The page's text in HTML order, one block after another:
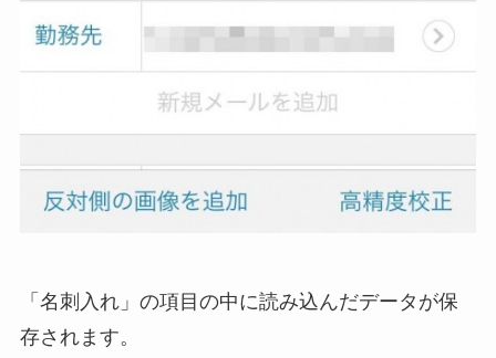
「名刺入れ」の項目の中に読み込んだデータが保
存されます。